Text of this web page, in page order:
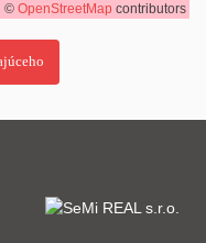
© OpenStreetMap contributors